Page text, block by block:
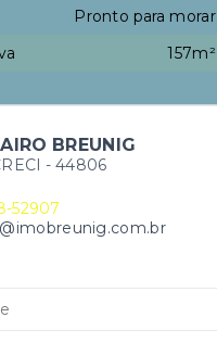
Pronto para morar
157m²
BREUNIG
- 44806
52907